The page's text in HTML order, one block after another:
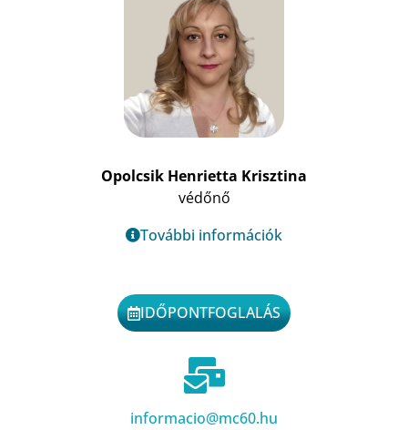
Opolcsik Henrietta Krisztina
védőnő
További információk
IDŐPONTFOGLALÁS
informacio@mc60.hu